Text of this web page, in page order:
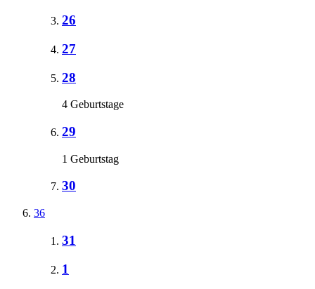
26
27
28
4 Geburtstage
29
1 Geburtstag
30
36
31
1